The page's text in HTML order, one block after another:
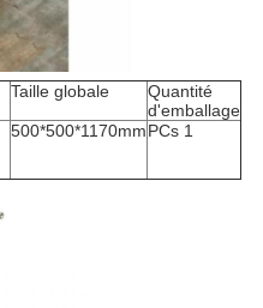
Taille globale
Quantité
d'emballage
500*500*1170mmPCs 1